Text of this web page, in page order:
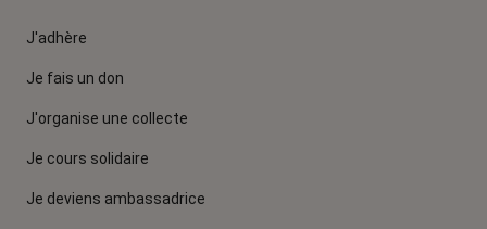
J'adhère
Je fais un don
J'organise une collecte
Je cours solidaire
Je deviens ambassadrice